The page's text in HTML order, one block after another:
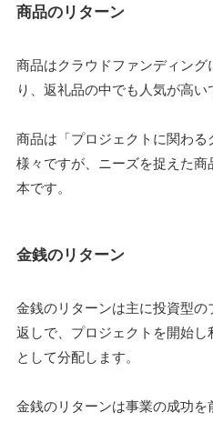
商品のリターン
商品はクラウドファンディン
り、返礼品の中でも人気が高い
商品は「プロジェクトに関わ
様々ですが、ニーズを捉えた
本です。
金銭のリターン
金銭のリターンは主に投資型
返しで、プロジェクトを開始
として分配します。
金銭のリターンは事業の成功